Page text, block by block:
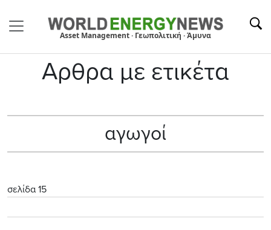
Asset Management · Γεωπολιτική · Άμυνα
Αρθρα με ετικέτα
αγωγοί
σελίδα 15